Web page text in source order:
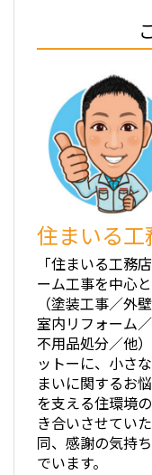
住まいる工
「住まいる工務
ーム工事を中心
（塗装工事／外
室内リフォーム
不用品処分／他
ットーに、小さ
まいに関するお
を支える住環境
き合いさせてい
同、感謝の気持
でいます。